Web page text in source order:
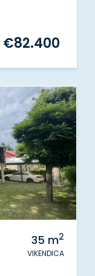
€82.400
35 m2
VIKENDICA